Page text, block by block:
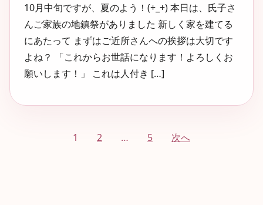
10月中旬ですが、夏のよう！(+_+) 本日は、氏子さ
んご家族の地鎮祭がありました 新しく家を建てる
にあたって まずはご近所さんへの挨拶は大切です
よね？ 「これからお世話になります！よろしくお
願いします！」 これは人付き […]
1 2 … 5 次へ